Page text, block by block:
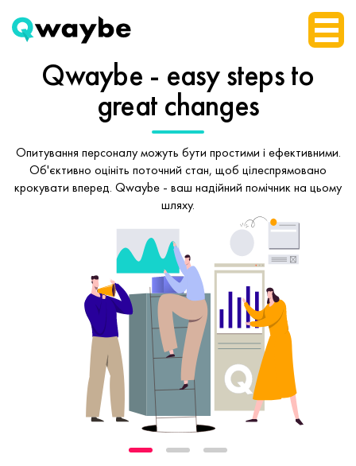
Qwaybe - easy stepsto
great changes
Опитування персоналу можуть бути простими і ефективними.
Об'єктивно оцініть поточний стан, щоб цілеспрямовано
крокувати вперед. Qwaybe - ваш надійний помічник на цьому
шляху.